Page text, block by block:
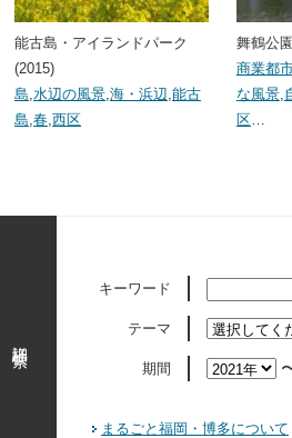
能古島・アイランドパーク
(2015)
島 水辺の風景 海・浜辺 能古
島 春 西区
舞鶴公
商業都
な風景,
区…
キーワード
テーマ
期間
まるごと福岡・博多について